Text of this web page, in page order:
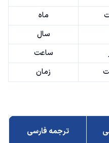
ماه
سال
ساعت
زمان
ترجمه فارسی